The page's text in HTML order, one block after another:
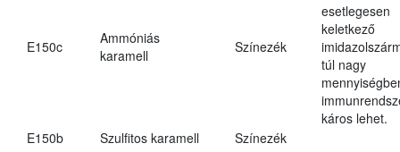
E150c
Ammóniás
karamell
Színezék
esetlegesen
keletkező
túl nagy
káros lehet.
E150b
Szulfitos karamell
Színezék